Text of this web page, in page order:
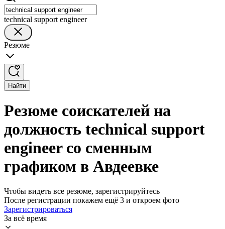
technical support engineer
Резюме
Найти
Резюме соискателей на
должность technical support
engineer со сменным
графиком в Авдеевке
Чтобы видеть все резюме, зарегистрируйтесь
После регистрации покажем ещё 3 и откроем фото
Зарегистрироваться
За всё время